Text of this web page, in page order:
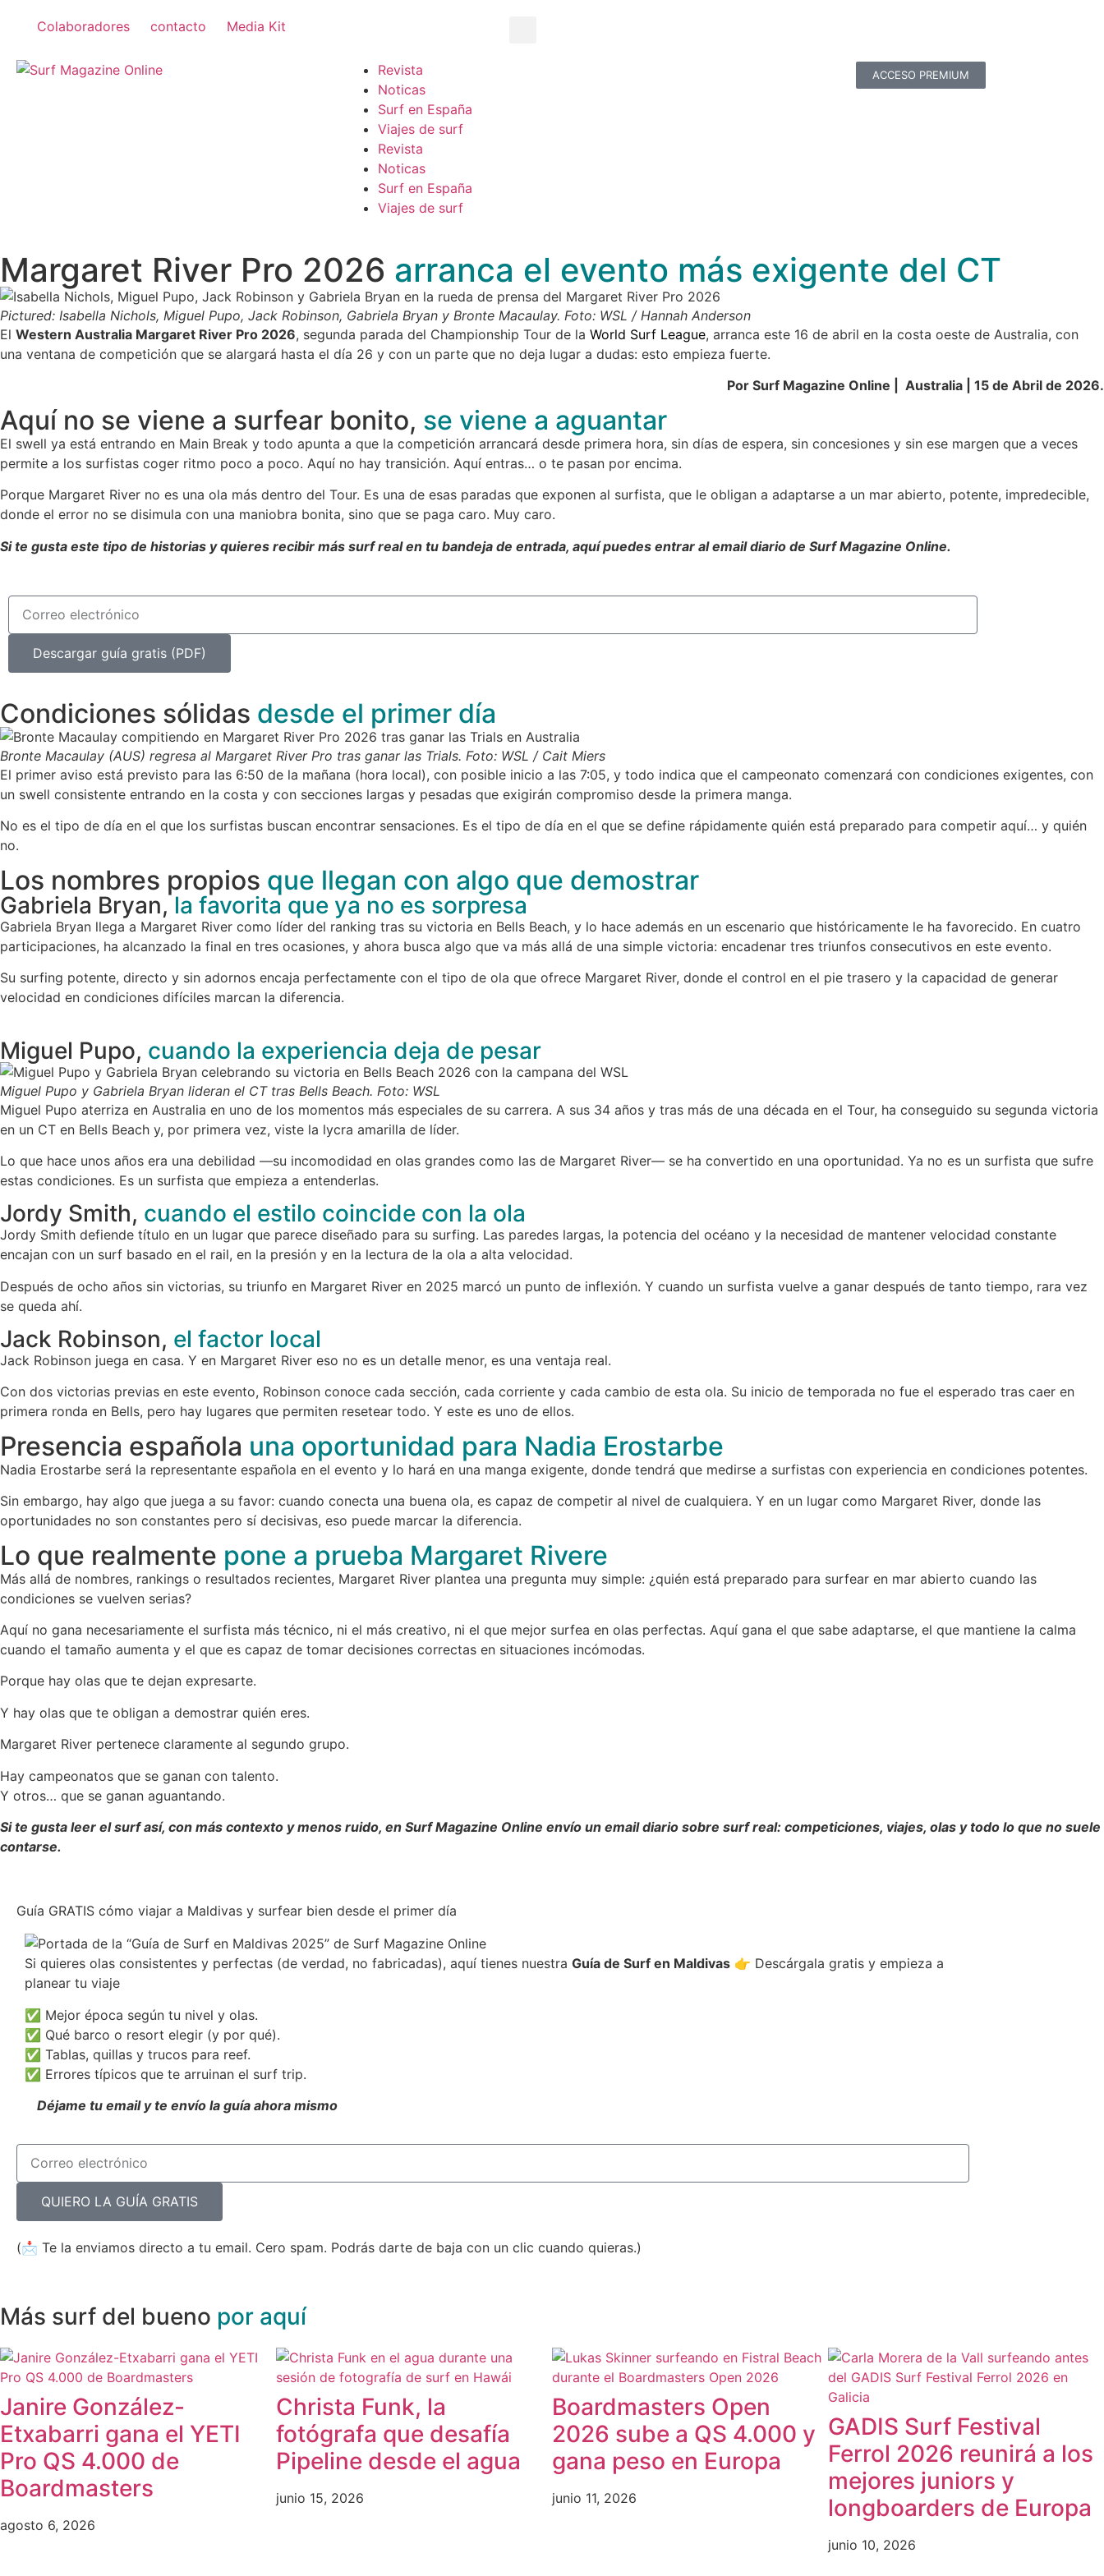
Colaboradores contacto Media Kit
Revista
Noticas
Surf en España
Viajes de surf
Revista
Noticas
Surf en España
Viajes de surf
ACCESO PREMIUM
Margaret River Pro 2026 arranca el evento más exigente del CT
Pictured: Isabella Nichols, Miguel Pupo, Jack Robinson, Gabriela Bryan y Bronte Macaulay. Foto: WSL / Hannah Anderson
El Western Australia Margaret River Pro 2026, segunda parada del Championship Tour de la World Surf League, arranca este 16 de abril en la costa oeste de Australia, con
una ventana de competición que se alargará hasta el día 26 y con un parte que no deja lugar a dudas: esto empieza fuerte.
Por Surf Magazine Online | Australia | 15 de Abril de 2026.
Aquí no se viene a surfear bonito, se viene a aguantar
El swell ya está entrando en Main Break y todo apunta a que la competición arrancará desde primera hora, sin días de espera, sin concesiones y sin ese margen que a veces
permite a los surfistas coger ritmo poco a poco. Aquí no hay transición. Aquí entras… o te pasan por encima.
Porque Margaret River no es una ola más dentro del Tour. Es una de esas paradas que exponen al surfista, que le obligan a adaptarse a un mar abierto, potente, impredecible,
donde el error no se disimula con una maniobra bonita, sino que se paga caro. Muy caro.
Si te gusta este tipo de historias y quieres recibir más surf real en tu bandeja de entrada, aquí puedes entrar al email diario de Surf Magazine Online.
Descargar guía gratis (PDF)
Condiciones sólidas desde el primer día
Bronte Macaulay (AUS) regresa al Margaret River Pro tras ganar las Trials. Foto: WSL / Cait Miers
El primer aviso está previsto para las 6:50 de la mañana (hora local), con posible inicio a las 7:05, y todo indica que el campeonato comenzará con condiciones exigentes, con
un swell consistente entrando en la costa y con secciones largas y pesadas que exigirán compromiso desde la primera manga.
No es el tipo de día en el que los surfistas buscan encontrar sensaciones. Es el tipo de día en el que se define rápidamente quién está preparado para competir aquí… y quién
no.
Los nombres propios que llegan con algo que demostrar
Gabriela Bryan,la favorita que ya no es sorpresa
Gabriela Bryan llega a Margaret River como líder del ranking tras su victoria en Bells Beach, y lo hace además en un escenario que históricamente le ha favorecido. En cuatro
participaciones, ha alcanzado la final en tres ocasiones, y ahora busca algo que va más allá de una simple victoria: encadenar tres triunfos consecutivos en este evento.
Su surfing potente, directo y sin adornos encaja perfectamente con el tipo de ola que ofrece Margaret River, donde el control en el pie trasero y la capacidad de generar
velocidad en condiciones difíciles marcan la diferencia.
Miguel Pupo, cuando la experiencia deja de pesar
Miguel Pupo y Gabriela Bryan lideran el CT tras Bells Beach. Foto: WSL
Miguel Pupo aterriza en Australia en uno de los momentos más especiales de su carrera. A sus 34 años y tras más de una década en el Tour, ha conseguido su segunda victoria
en un CT en Bells Beach y, por primera vez, viste la lycra amarilla de líder.
Lo que hace unos años era una debilidad —su incomodidad en olas grandes como las de Margaret River— se ha convertido en una oportunidad. Ya no es un surfista que sufre
estas condiciones. Es un surfista que empieza a entenderlas.
Jordy Smith, cuando el estilo coincide con la ola
Jordy Smith defiende título en un lugar que parece diseñado para su surfing. Las paredes largas, la potencia del océano y la necesidad de mantener velocidad constante
encajan con un surf basado en el rail, en la presión y en la lectura de la ola a alta velocidad.
Después de ocho años sin victorias, su triunfo en Margaret River en 2025 marcó un punto de inflexión. Y cuando un surfista vuelve a ganar después de tanto tiempo, rara vez
se queda ahí.
Jack Robinson, el factor local
Jack Robinson juega en casa. Y en Margaret River eso no es un detalle menor, es una ventaja real.
Con dos victorias previas en este evento, Robinson conoce cada sección, cada corriente y cada cambio de esta ola. Su inicio de temporada no fue el esperado tras caer en
primera ronda en Bells, pero hay lugares que permiten resetear todo. Y este es uno de ellos.
Presencia española una oportunidad para Nadia Erostarbe
Nadia Erostarbe será la representante española en el evento y lo hará en una manga exigente, donde tendrá que medirse a surfistas con experiencia en condiciones potentes.
Sin embargo, hay algo que juega a su favor: cuando conecta una buena ola, es capaz de competir al nivel de cualquiera. Y en un lugar como Margaret River, donde las
oportunidades no son constantes pero sí decisivas, eso puede marcar la diferencia.
Lo que realmente pone a prueba Margaret Rivere
Más allá de nombres, rankings o resultados recientes, Margaret River plantea una pregunta muy simple: ¿quién está preparado para surfear en mar abierto cuando las
condiciones se vuelven serias?
Aquí no gana necesariamente el surfista más técnico, ni el más creativo, ni el que mejor surfea en olas perfectas. Aquí gana el que sabe adaptarse, el que mantiene la calma
cuando el tamaño aumenta y el que es capaz de tomar decisiones correctas en situaciones incómodas.
Porque hay olas que te dejan expresarte.
Y hay olas que te obligan a demostrar quién eres.
Margaret River pertenece claramente al segundo grupo.
Hay campeonatos que se ganan con talento.
Y otros… que se ganan aguantando.
Si te gusta leer el surf así, con más contexto y menos ruido, en Surf Magazine Online envío un email diario sobre surf real: competiciones, viajes, olas y todo lo que no suele
contarse.
Guía GRATIS cómo viajar a Maldivas y surfear bien desde el primer día
Si quieres olas consistentes y perfectas (de verdad, no fabricadas), aquí tienes nuestra Guía de Surf en Maldivas 👉 Descárgala gratis y empieza a
planear tu viaje
✅ Mejor época según tu nivel y olas.
✅ Qué barco o resort elegir (y por qué).
✅ Tablas, quillas y trucos para reef.
✅ Errores típicos que te arruinan el surf trip.
Déjame tu email y te envío la guía ahora mismo
QUIERO LA GUÍA GRATIS
(📩 Te la enviamos directo a tu email. Cero spam. Podrás darte de baja con un clic cuando quieras.)
Más surf del bueno por aquí
Janire González-
Etxabarri gana el YETI
Pro QS 4.000 de
Boardmasters
agosto 6, 2026
Christa Funk, la
fotógrafa que desafía
Pipeline desde el agua
junio 15, 2026
Boardmasters Open
2026 sube a QS 4.000 y
gana peso en Europa
junio 11, 2026
GADIS Surf Festival
Ferrol 2026 reunirá a los
mejores juniors y
longboarders de Europa
junio 10, 2026